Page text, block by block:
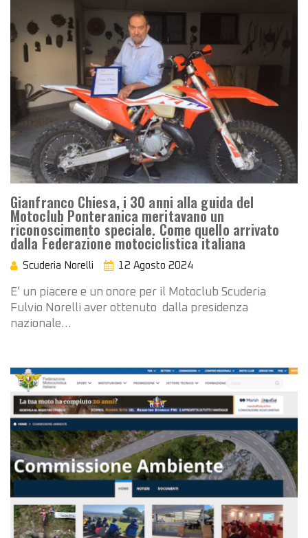
Gianfranco Chiesa, i 30 anni alla guida del
Motoclub Ponteranica meritavano un
riconoscimento speciale. Come quello arrivato
dalla Federazione motociclistica italiana
Scuderia Norelli 12 Agosto 2024
E’ un piacere e un onore per il Motoclub Scuderia
Fulvio Norelli aver ottenuto dalla presidenza
nazionale…